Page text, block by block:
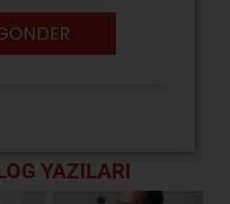
YAZILARI